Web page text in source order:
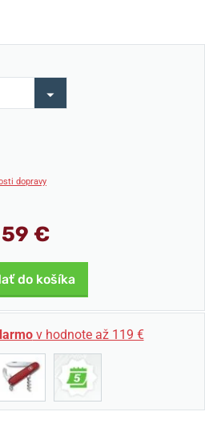
dopravy
59 €
do košíka
v hodnote až 119 €